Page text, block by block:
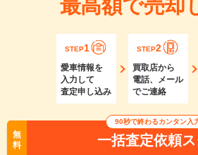
最高額で売却
STEP1
愛車情報を
入力して
査定申し込み
STEP2
買取店から
電話、メール
でご連絡
無
料
90秒で終わるカンタン入
一括査定依頼ス